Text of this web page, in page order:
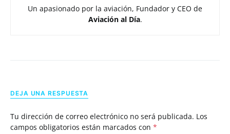
Un apasionado por la aviación, Fundador y CEO de
Aviación al Día.
DEJA UNA RESPUESTA
Tu dirección de correo electrónico no será publicada. Los
campos obligatorios están marcados con *